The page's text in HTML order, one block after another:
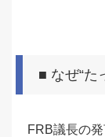
■ なぜ“た
FRB議長の